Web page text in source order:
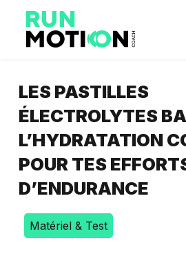
LES PASTILLES
ÉLECTROLYTES
L’HYDRATATION
POUR TES
D’ENDURANCE
Matériel & Test